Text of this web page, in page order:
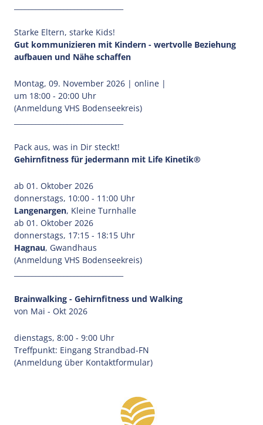
Starke Eltern, starke Kids!
Gut kommunizieren mit Kindern - wertvolle Beziehung
aufbauen und Nähe schaffen
Montag, 09. November 2026 | online |
um 18:00 - 20:00 Uhr
(Anmeldung VHS Bodenseekreis)
Pack aus, was in Dir steckt!
Gehirnfitness für jedermann mit Life Kinetik®
ab 01. Oktober 2026
donnerstags, 10:00 - 11:00 Uhr
Langenargen, Kleine Turnhalle
ab 01. Oktober 2026
donnerstags, 17:15 - 18:15 Uhr
Hagnau, Gwandhaus
(Anmeldung VHS Bodenseekreis)
Brainwalking - Gehirnfitness und Walking
von Mai - Okt 2026
dienstags, 8:00 - 9:00 Uhr
Treffpunkt: Eingang Strandbad-FN
(Anmeldung über Kontaktformular)